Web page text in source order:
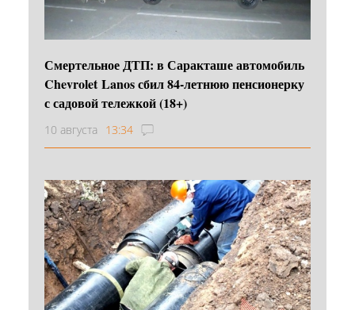
Смертельное ДТП: в Саракташе автомобиль
Chevrolet Lanos сбил 84-летнюю пенсионерку
с садовой тележкой (18+)
10 августа 13:34